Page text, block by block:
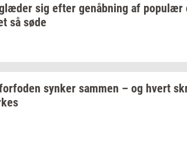
sig efter genåb­ning af po­pu­lær
så søde
syn­ker sam­men – og hvert